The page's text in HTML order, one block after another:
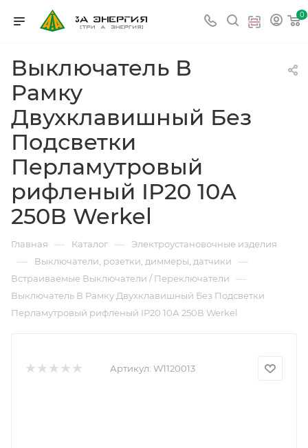
0
Выключатель В
Рамку
Двухклавишный Без
Подсветки
Перламутровый
рифленый IP20 10А
250В Werkel
Главная — Каталог — Электроустановочные изделия
— Выключатели, розетки, диммеры, датчики —
Встраиваемые Выключатели / Переключатели —
Выключатель В Рамку Двухклавишный Без Подсветки
Перламутровый рифленый IP20 10А 250В Werkel
Артикул: W1120013